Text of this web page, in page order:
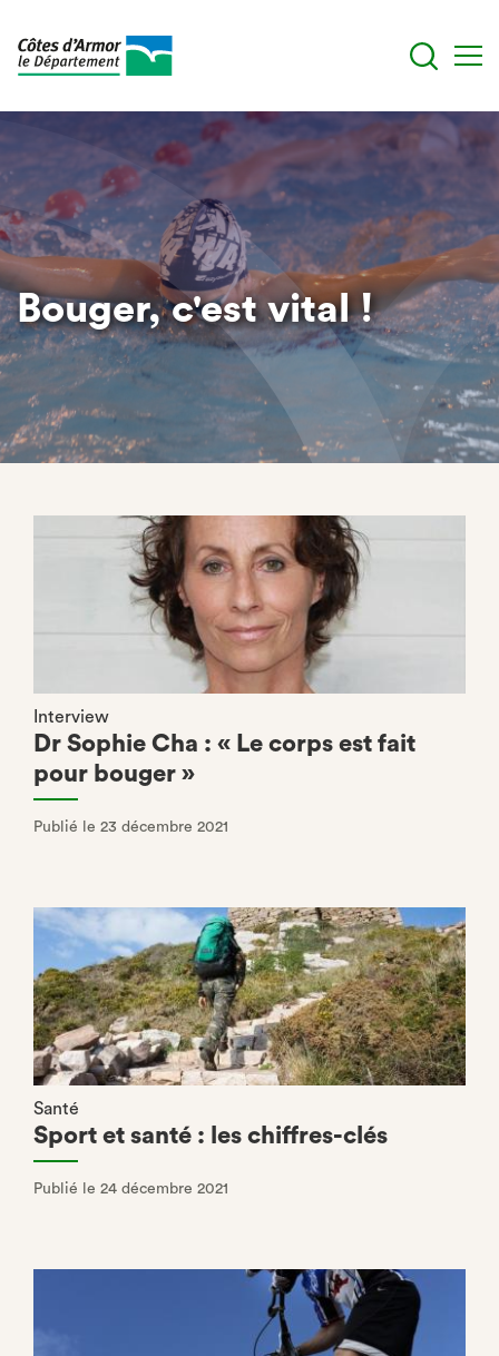
contenu
principal
Bouger, c'est vital !
Interview
Dr Sophie Cha : « Le corps est fait
pour bouger »
Publié le 23 décembre 2021
Santé
Sport et santé : les chiffres-clés
Publié le 24 décembre 2021